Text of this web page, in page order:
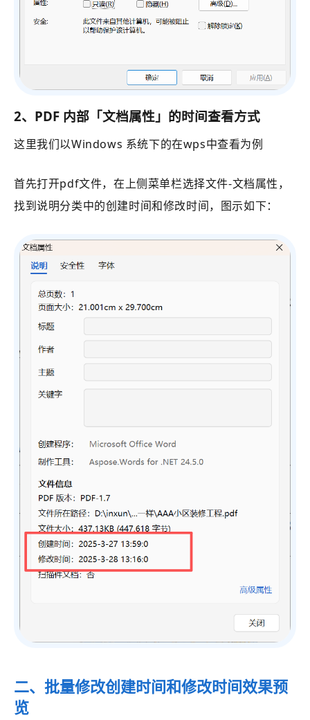
2、PDF 内部「文档属性」的时间查看方式
这里我们以Windows 系统下的在wps中查看为例
首先打开pdf文件，在上侧菜单栏选择文件-文档属性，
找到说明分类中的创建时间和修改时间，图示如下：
二、批量修改创建时间和修改时间效果预
览